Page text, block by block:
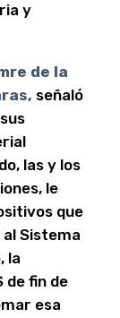
y
de la
señaló
las y los
le
que
Sistema
la
de fin de
esa